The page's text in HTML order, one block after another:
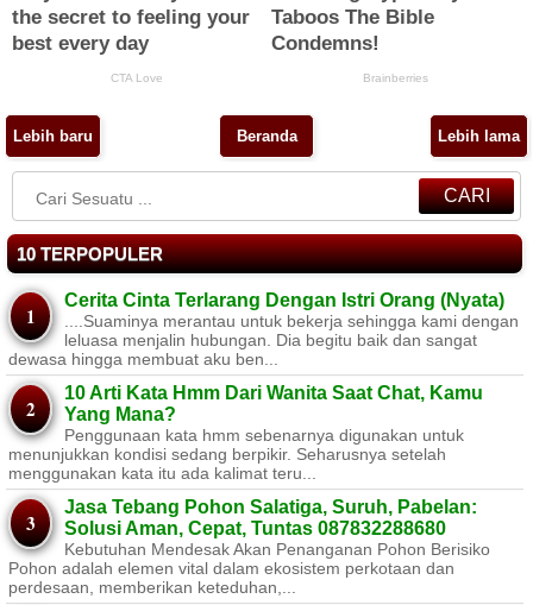
Lebih baru Lebih lama
Beranda
CARI
10 TERPOPULER
Cerita Cinta Terlarang Dengan Istri Orang (Nyata)
....Suaminya merantau untuk bekerja sehingga kami dengan
leluasa menjalin hubungan. Dia begitu baik dan sangat
dewasa hingga membuat aku ben...
10 Arti Kata Hmm Dari Wanita Saat Chat, Kamu
Yang Mana?
Penggunaan kata hmm sebenarnya digunakan untuk
menunjukkan kondisi sedang berpikir. Seharusnya setelah
menggunakan kata itu ada kalimat teru...
Jasa Tebang Pohon Salatiga, Suruh, Pabelan:
Solusi Aman, Cepat, Tuntas 087832288680
Kebutuhan Mendesak Akan Penanganan Pohon Berisiko ​
Pohon adalah elemen vital dalam ekosistem perkotaan dan
perdesaan, memberikan keteduhan,...